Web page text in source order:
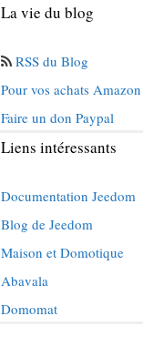
La vie du blog
RSS du Blog
Pour vos achats Amazon
Faire un don Paypal
Liens intéressants
Documentation Jeedom
Blog de Jeedom
Maison et Domotique
Abavala
Domomat